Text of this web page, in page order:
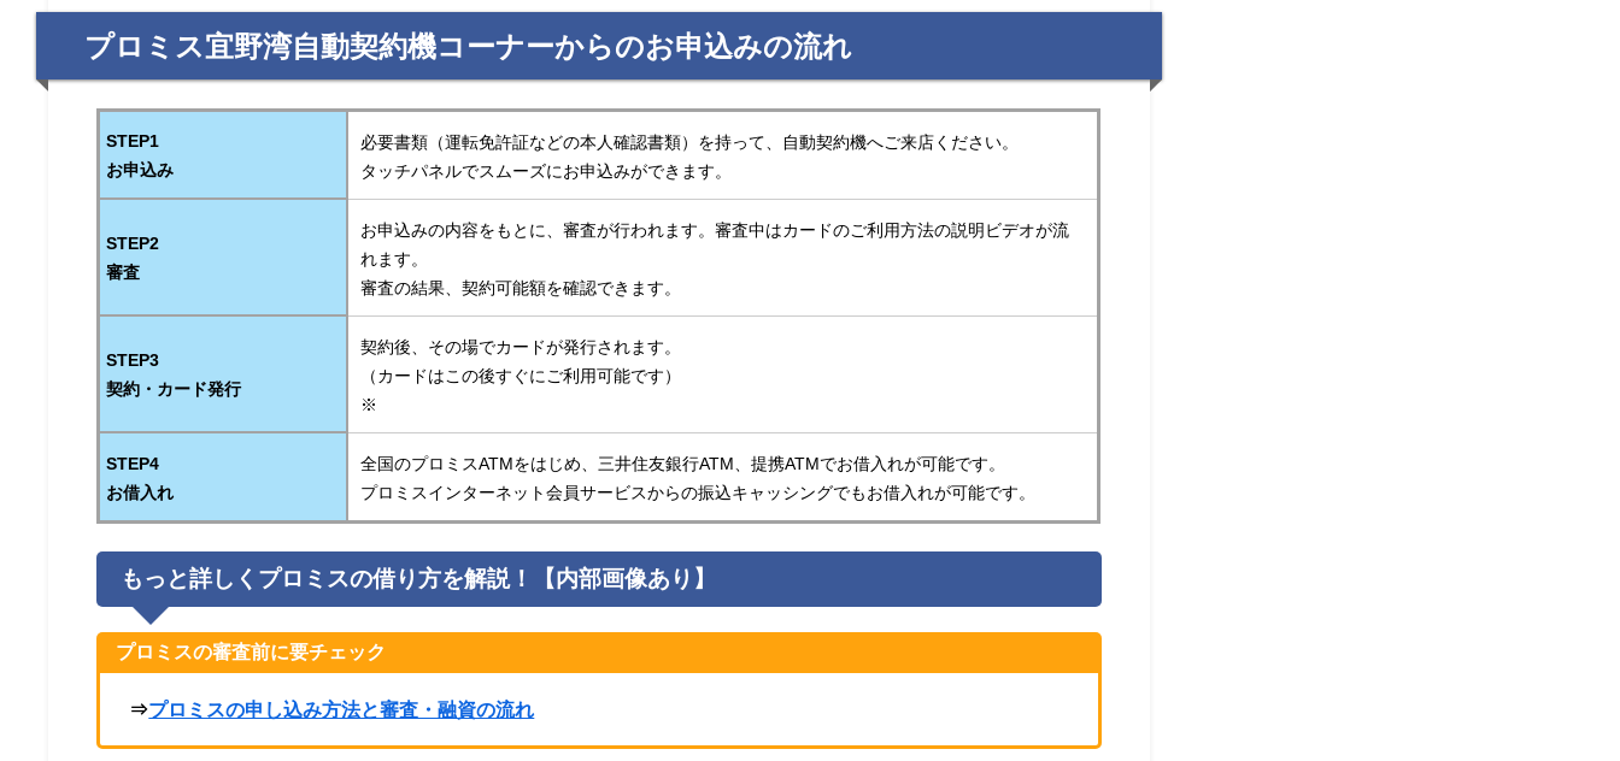
プロミス宜野湾自動契約機コーナーからのお申込みの流れ
STEP1
お申込み
必要書類（運転免許証などの本人確認書類）を持って、自動契約機へご来店ください。
タッチパネルでスムーズにお申込みができます。
STEP2
審査
お申込みの内容をもとに、審査が行われます。審査中はカードのご利用方法の説明ビデオが流
れます。
審査の結果、契約可能額を確認できます。
STEP3
契約・カード発行
契約後、その場でカードが発行されます。
（カードはこの後すぐにご利用可能です）
※
STEP4
お借入れ
全国のプロミスATMをはじめ、三井住友銀行ATM、提携ATMでお借入れが可能です。
プロミスインターネット会員サービスからの振込キャッシングでもお借入れが可能です。
もっと詳しくプロミスの借り方を解説！【内部画像あり】
プロミスの審査前に要チェック
⇒プロミスの申し込み方法と審査・融資の流れ